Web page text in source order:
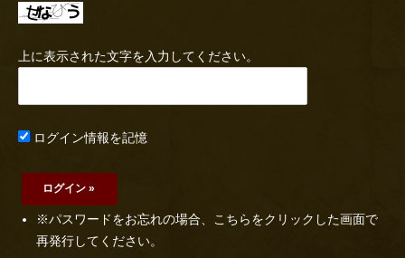
上に表示された文字を入力してください。
ログイン情報を記憶
※パスワードをお忘れの場合、こちらをクリックした画面で
再発行してください。